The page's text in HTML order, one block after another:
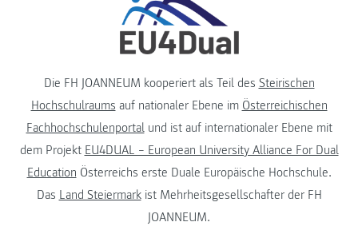
Die FH JOANNEUM kooperiert als Teil des Steirischen
Hochschulraums auf nationaler Ebene im Österreichischen
Fachhochschulenportalund ist auf internationaler Ebene mit
dem Projekt EU4DUAL – European University Alliance For Dual
Education Österreichs erste Duale Europäische Hochschule.
Das Land Steiermarkist Mehrheitsgesellschafter der FH
JOANNEUM.